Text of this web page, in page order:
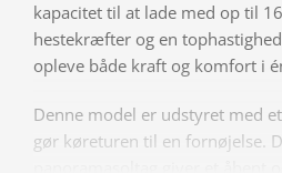
kapacitet til at lade med op til
hestekræfter og en
opleve både kraft og komfort i
Denne model er udstyret med
gør køreturen til en fornøjelse.